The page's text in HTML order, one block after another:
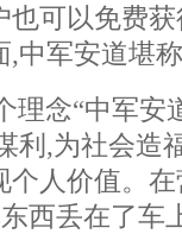
可以免费
中军安道堪
理念“中军安
利,为社会造
人价值。
西丢在了车